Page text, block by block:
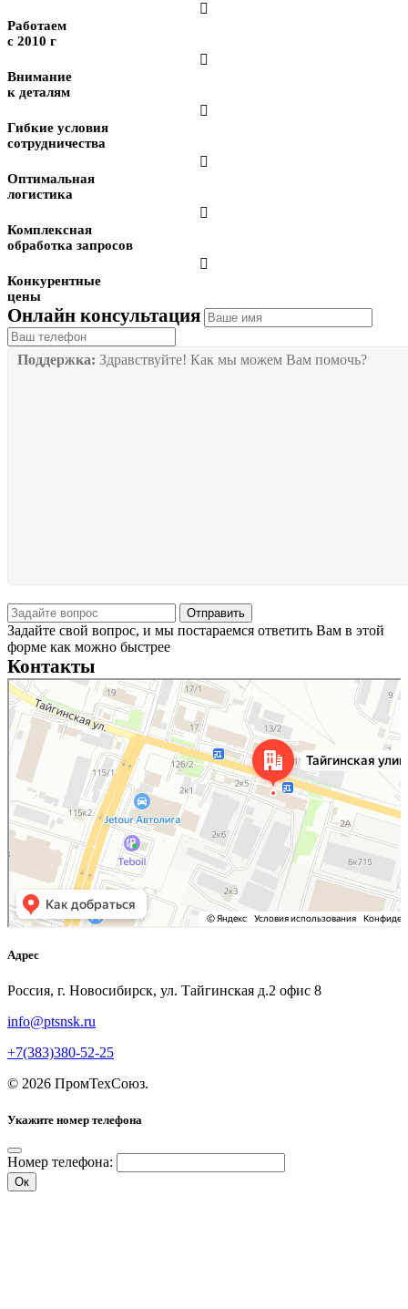

Работаем
с 2010 г

Внимание
к деталям

Гибкие условия
сотрудничества

Оптимальная
логистика

Комплексная
обработка запросов

Конкурентные
цены
Онлайн консультация
Поддержка: Здравствуйте! Как мы можем Вам помочь?
Задайте свой вопрос, и мы постараемся ответить Вам в этой
форме как можно быстрее
Контакты
Новосибирск
Тайгинская улица, 2 на карте Новосибирска — Яндекс Карты
Адрес
Россия, г. Новосибирск, ул. Тайгинская д.2 офис 8
info@ptsnsk.ru
+7(383)380-52-25
© 2026 ПромТехСоюз.
Укажите номер телефона
Номер телефона:
Ок